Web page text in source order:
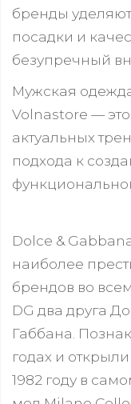
бренды
посадки и
безупречный
Мужская
Volnastore —
актуальных
подхода к
Dolce &
наиболее
брендов во
DG два друга
Габбана.
годах и
1982 году в